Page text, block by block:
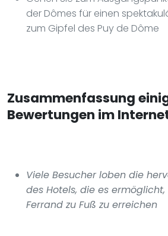
der Dômes für einen
zum Gipfel des Puy de Dôme
Zusammenfassung
Bewertungen im
Viele Besucher loben die
des Hotels, die es
Ferrand zu Fuß zu erreichen